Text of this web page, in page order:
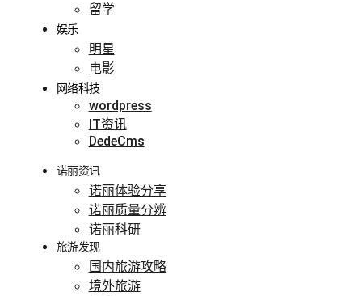
留学
娱乐
明星
电影
网络科技
wordpress
IT资讯
DedeCms
诺丽资讯
诺丽体验分享
诺丽质量分辨
诺丽科研
旅游发现
国内旅游攻略
境外旅游